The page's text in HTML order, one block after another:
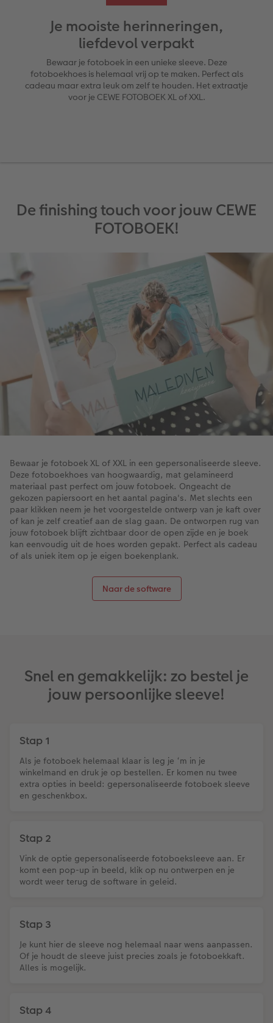
XXL Liggend
Compact Liggend
Compact Vierkant
Mogelijkheden
Reliëfopdruk
Art Collection
Ontwerpopties
Making Memories
Mini retro prints
Square prints
Fine art prints
Fotosets
Fotostickers
Pasfoto's maken
Alle extra's
Uitleg over fotoformaten
Foto op forex
Foto op hout
Foto op hexxas
Papiersoorten
Fineline wandkalender
Om op te schrijven
Textiel
Fotomagneten
Dierencadeaus
Trouwkaarten
Babykaarten
Verjaardagskaarten
Je mooiste herinneringen,
liefdevol verpakt
Bewaar je fotoboek in een unieke sleeve. Deze
fotoboekhoes is helemaal vrij op te maken. Perfect als
cadeau maar extra leuk om zelf te houden. Het extraatje
voor je CEWE FOTOBOEK XL of XXL.
De finishing touch voor jouw CEWE
FOTOBOEK!
Bewaar je fotoboek XL of XXL in een gepersonaliseerde sleeve.
Deze fotoboekhoes van hoogwaardig, mat gelamineerd
materiaal past perfect om jouw fotoboek. Ongeacht de
gekozen papiersoort en het aantal pagina's. Met slechts een
paar klikken neem je het voorgestelde ontwerp van je kaft over
of kan je zelf creatief aan de slag gaan. De ontworpen rug van
jouw fotoboek blijft zichtbaar door de open zijde en je boek
kan eenvoudig uit de hoes worden gepakt. Perfect als cadeau
of als uniek item op je eigen boekenplank.
Naar de software
Snel en gemakkelijk: zo bestel je
jouw persoonlijke sleeve!
Stap 1
Als je fotoboek helemaal klaar is leg je ‘m in je
winkelmand en druk je op bestellen. Er komen nu twee
extra opties in beeld: gepersonaliseerde fotoboek sleeve
en geschenkbox.
Stap 2
Vink de optie gepersonaliseerde fotoboeksleeve aan. Er
komt een pop-up in beeld, klik op nu ontwerpen en je
wordt weer terug de software in geleid.
Stap 3
Je kunt hier de sleeve nog helemaal naar wens aanpassen.
Of je houdt de sleeve juist precies zoals je fotoboekkaft.
Alles is mogelijk.
Stap 4